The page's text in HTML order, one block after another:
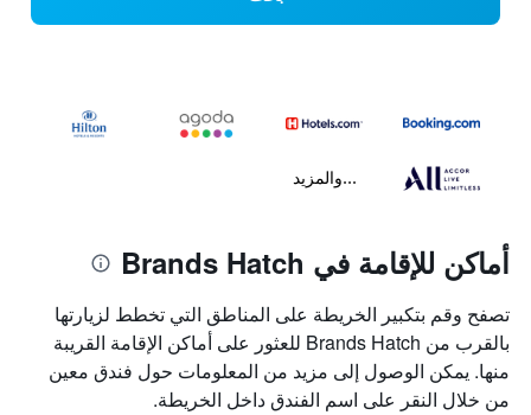
...والمزيد
أماكن للإقامة في Brands Hatch
تصفح وقم بتكبير الخريطة على المناطق التي تخطط لزيارتها
بالقرب من Brands Hatch للعثور على أماكن الإقامة القريبة
منها. يمكن الوصول إلى مزيد من المعلومات حول فندق معين
من خلال النقر على اسم الفندق داخل الخريطة.